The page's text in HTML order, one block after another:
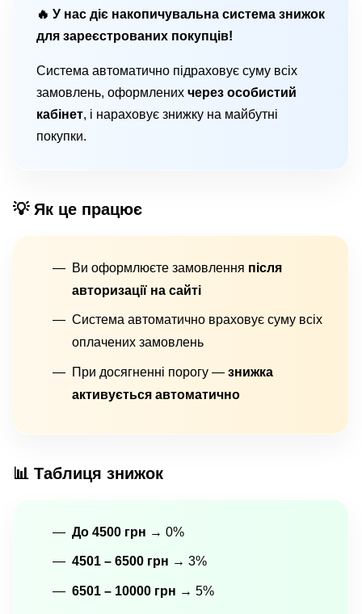
🔥 У нас діє накопичувальна система знижок
для зареєстрованих покупців!
Система автоматично підраховує суму всіх
замовлень, оформлених через особистий
кабінет, і нараховує знижку на майбутні
покупки.
💡 Як це працює
Ви оформлюєте замовлення після
авторизації на сайті
Система автоматично враховує суму всіх
оплачених замовлень
При досягненні порогу — знижка
активується автоматично
📊 Таблиця знижок
До 4500 грн → 0%
4501 – 6500 грн → 3%
6501 – 10000 грн → 5%